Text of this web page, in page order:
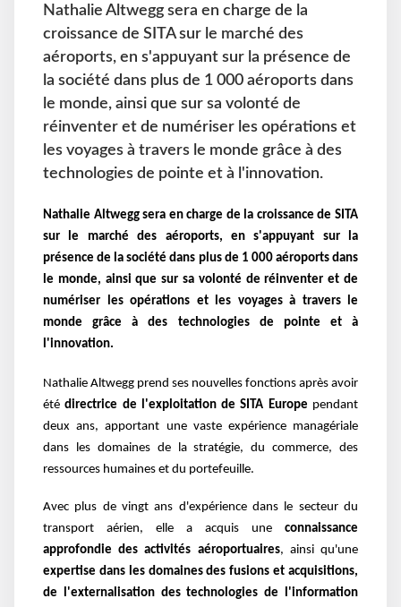
Nathalie Altwegg sera en charge de la
croissance de SITA sur le marché des
aéroports, en s'appuyant sur la présence de
la société dans plus de 1 000 aéroports dans
le monde, ainsi que sur sa volonté de
réinventer et de numériser les opérations et
les voyages à travers le monde grâce à des
technologies de pointe et à l'innovation.
Nathalie Altwegg sera en charge de la croissance de SITA
sur le marché des aéroports, en s'appuyant sur la
présence de la société dans plus de 1 000 aéroports dans
le monde, ainsi que sur sa volonté de réinventer et de
numériser les opérations et les voyages à travers le
monde grâce à des technologies de pointe et à
l'innovation.
Nathalie Altwegg prend ses nouvelles fonctions après avoir
été directrice de l'exploitation deSITA Europe pendant
deux ans, apportant une vaste expérience managériale
dans les domaines de la stratégie, du commerce, des
ressources humaines et du portefeuille.
Avec plus de vingt ans d'expérience dans le secteur du
transport aérien, elle a acquis une connaissance
approfondie des activités aéroportuaires, ainsi qu'une
expertise dans les domaines des fusions et acquisitions,
de l'externalisation des technologies de l'information